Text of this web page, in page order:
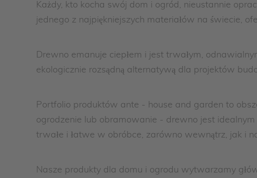
Każdy, kto kocha swój dom i ogród, nieustannie
jednego z najpiękniejszych materiałów na świecie,
Drewno emanuje ciepłem i jest trwałym,
ekologicznie rozsądną alternatywą dla projektów
Portfolio produktów ante - house and garden to
ogrodzenie lub obramowanie - drewno jest
trwałe i łatwe w obróbce, zarówno wewnątrz, jak i
Nasze produkty dla domu i ogrodu wytwarzamy